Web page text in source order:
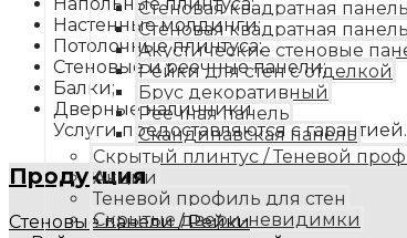
Стеновая квадратная
Стеновая квадратная
Акустические стеновые
Рейки для стен с отделкой
Брус декоративный
Реечная панель
Скандинавская панель
Скрытый плинтус / Теневой
Акции
Теневой профиль для стен
Скрытые двери-невидимки
Настенные молдинги;
Потолочные плинтуса;
Стеновые и реечные панели;
Балки;
Дверные наличники
Услуги предоставляются с гарантией.
Продукция
Стеновые панели / Рейки